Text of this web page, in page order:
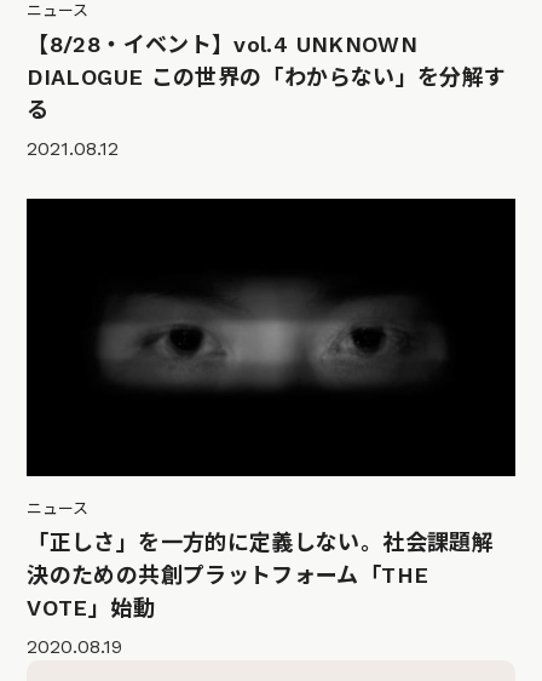
ニュース
【8/28・イベント】vol.4 UNKNOWN
DIALOGUE この世界の「わからない」を分解す
る
2021.08.12
ニュース
「正しさ」を一方的に定義しない。社会課題解
決のための共創プラットフォーム「THE
VOTE」始動
2020.08.19